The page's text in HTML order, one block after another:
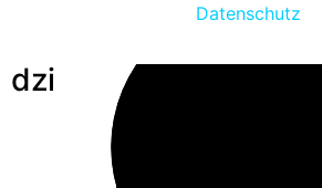
Datenschutz
dzi